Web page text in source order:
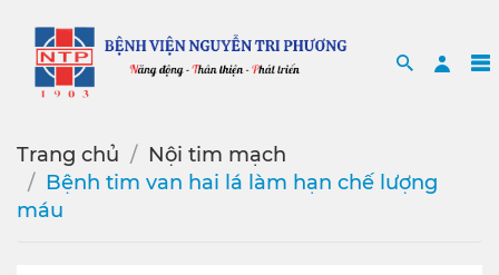
Search
Trang chủ
Nội tim mạch
Bệnh tim van hai lá làm hạn chế lượng
máu